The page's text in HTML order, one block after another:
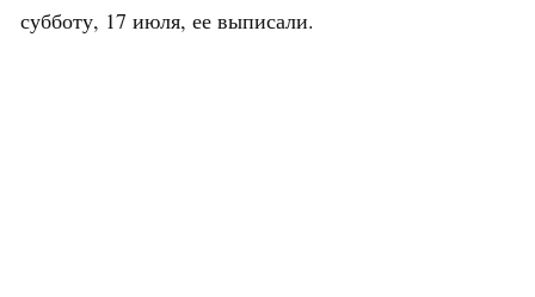
субботу, 17 июля, ее выписали.